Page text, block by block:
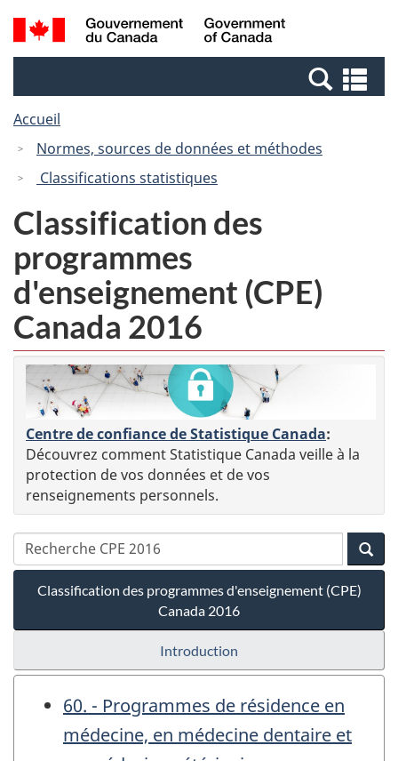
Passer
au
Passer
à
Canada
Recherche
et
et
Accueil
Normes, sources de données et méthodes
Classifications statistiques
Classification des
programmes
d'enseignement (CPE)
Canada 2016
Centre de confiance de Statistique Canada:
Découvrez comment Statistique Canada veille à la
protection de vos données et de vos
renseignements personnels.
Classification des programmes d'enseignement (CPE)
Canada 2016
Introduction
60. - Programmes de résidence en
médecine, en médecine dentaire et